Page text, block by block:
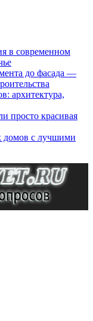
в современном
до фасада —
архитектура,
просто красивая
домов с лучшими